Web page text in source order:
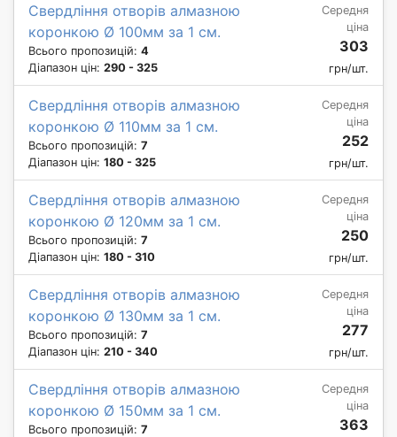
Свердління отворів алмазною
коронкою Ø 100мм за 1 см.
Всього пропозицій: 4
Діапазон цін: 290 - 325
Середня
ціна
303
грн/шт.
Свердління отворів алмазною
коронкою Ø 110мм за 1 см.
Всього пропозицій: 7
Діапазон цін: 180 - 325
Середня
ціна
252
грн/шт.
Свердління отворів алмазною
коронкою Ø 120мм за 1 см.
Всього пропозицій: 7
Діапазон цін: 180 - 310
Середня
ціна
250
грн/шт.
Свердління отворів алмазною
коронкою Ø 130мм за 1 см.
Всього пропозицій: 7
Діапазон цін: 210 - 340
Середня
ціна
277
грн/шт.
Свердління отворів алмазною
коронкою Ø 150мм за 1 см.
Всього пропозицій: 7
Середня
ціна
363